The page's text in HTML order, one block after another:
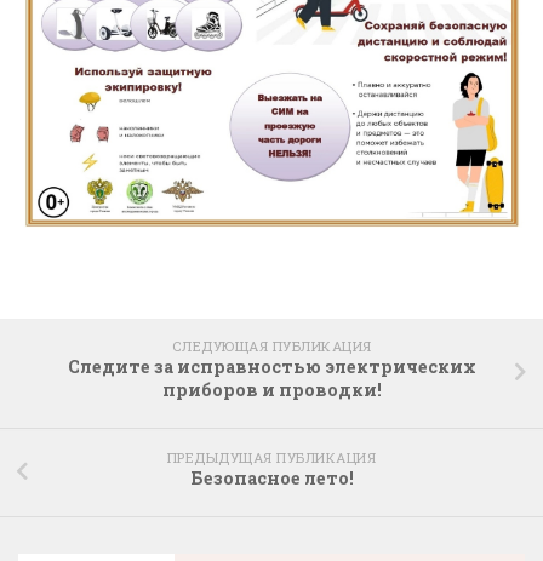
СЛЕДУЮЩАЯ ПУБЛИКАЦИЯ
Следите за исправностью электрических
приборов и проводки!
ПРЕДЫДУЩАЯ ПУБЛИКАЦИЯ
Безопасное лето!